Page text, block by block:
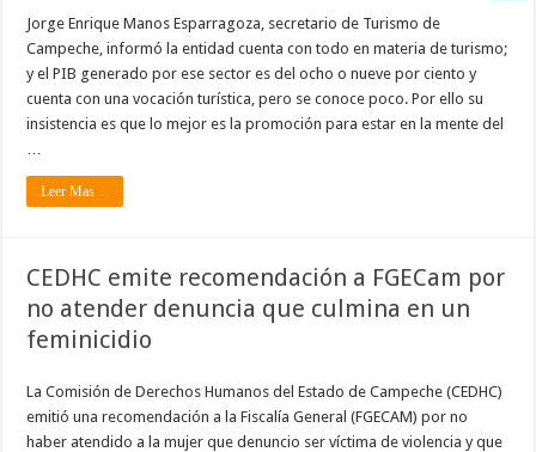
Jorge Enrique Manos Esparragoza, secretario de Turismo de
Campeche, informó la entidad cuenta con todo en materia de turismo;
y el PIB generado por ese sector es del ocho o nueve por ciento y
cuenta con una vocación turística, pero se conoce poco. Por ello su
insistencia es que lo mejor es la promoción para estar en la mente del
…
Leer Mas ...
CEDHC emite recomendación a FGECam por
no atender denuncia que culmina en un
feminicidio
La Comisión de Derechos Humanos del Estado de Campeche (CEDHC)
emitió una recomendación a la Fiscalía General (FGECAM) por no
haber atendido a la mujer que denuncio ser víctima de violencia y que